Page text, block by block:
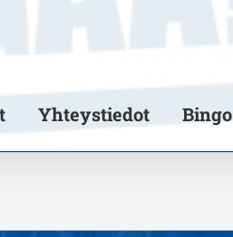
Yhteystiedot Bingo